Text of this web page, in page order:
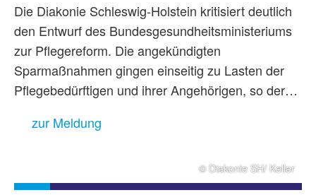
Die Diakonie Schleswig-Holstein kritisiert deutlich
den Entwurf des Bundesgesundheitsministeriums
zur Pflegereform. Die angekündigten
Sparmaßnahmen gingen einseitig zu Lasten der
Pflegebedürftigen und ihrer Angehörigen, so der…
zur Meldung
© Diakonie SH/ Keller